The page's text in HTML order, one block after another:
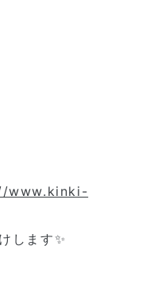
www.kinki-
します✨